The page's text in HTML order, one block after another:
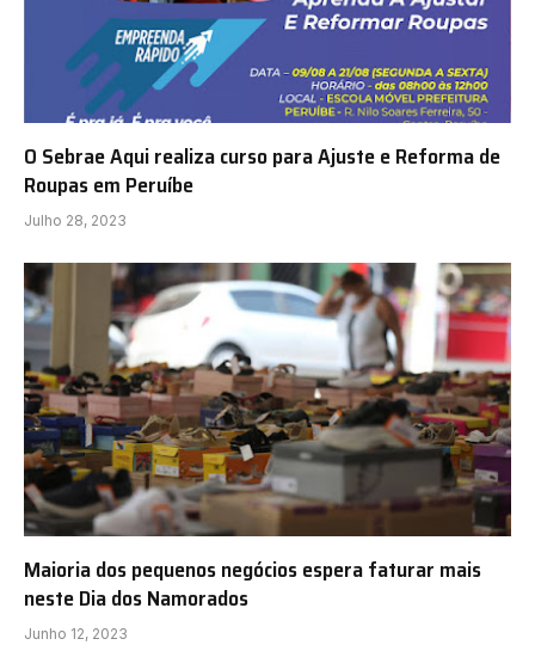
O Sebrae Aqui realiza curso para Ajuste e Reforma de
Roupas em Peruíbe
Julho 28, 2023
Maioria dos pequenos negócios espera faturar mais
neste Dia dos Namorados
Junho 12, 2023